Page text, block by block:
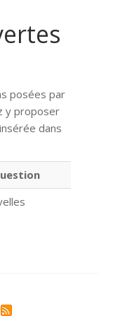
posées par
y proposer
dans